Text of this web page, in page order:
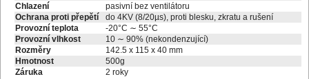
Chlazení
pasivní bez ventilátoru
Ochrana proti přepětí
do 4KV (8/20µs), proti blesku, zkratu a rušení
Provozní teplota
-20°C ∼ 55°C
Provozní vlhkost
10 ∼ 90% (nekondenzující)
Rozměry
142.5 x 115 x 40 mm
Hmotnost
500g
Záruka
2 roky